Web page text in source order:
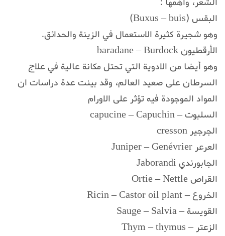
البقس (Buxus – buis)
وهو شجيرة كثيرة الاستعمال في الزينة والحدائق.
الأرقطيون baradane – Burdock
وهو أيضا من الادوية التي تحتل مكانة عالية في علاج
السرطان على صعيد العالم، وقد بينت عدة دراسات ان
المواد الموجودة فيه تؤثر على الاورام
السلبوت – capucine – Capuchin
الجرجير cresson
العرعر Juniper – Genévrier
الجابورندي Jaborandi
القراص Ortie – Nettle
الخروع – Ricin – Castor oil plant
القويسة – Sauge – Salvia
الزعتر – Thym – thymus